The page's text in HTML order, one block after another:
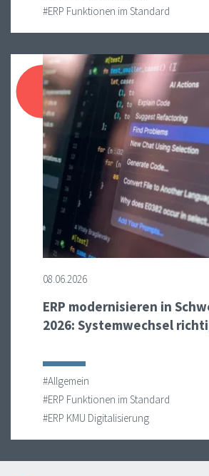
#ERP Funktionen im Standard
08.06.2026
ERP modernisieren in
2026: Systemwechsel
#Allgemein
#ERP Funktionen im Standard
#ERP KMU Digitalisierung